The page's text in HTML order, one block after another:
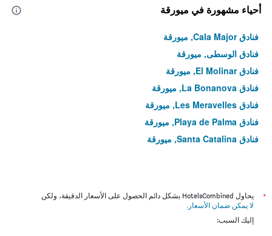
أحياء مشهورة في ميورقة
فنادق Cala Major, ميورقة
فنادق الوسطى, ميورقة
فنادق El Molinar, ميورقة
فنادق La Bonanova, ميورقة
فنادق Les Meravelles, ميورقة
فنادق Playa de Palma, ميورقة
فنادق Santa Catalina, ميورقة
*
يحاول HotelsCombined بشكل دائم الحصول على الأسعار الدقيقة، ولكن
لا يمكن ضمان الأسعار .
إليك السبب: